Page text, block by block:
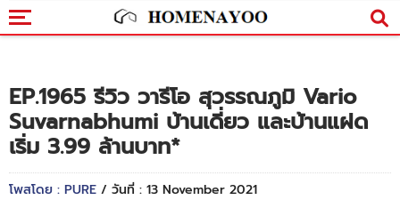
EP.1965 รีวิว วารีโอ สุวรรณภูมิ Vario
Suvarnabhumi บ้านเดี่ยว และบ้านแฝด
เริ่ม 3.99 ล้านบาท*
โพสโดย : PURE / วันที่ : 13 November 2021